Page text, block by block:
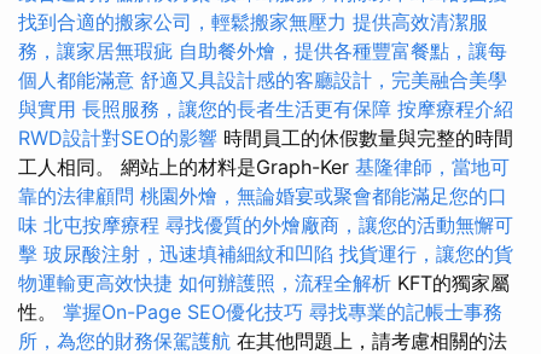
找到合適的搬家公司，輕鬆搬家無壓力 提供高效清潔服
務，讓家居無瑕疵 自助餐外燴，提供各種豐富餐點，讓每
個人都能滿意 舒適又具設計感的客廳設計，完美融合美學
與實用 長照服務，讓您的長者生活更有保障 按摩療程介紹
RWD設計對SEO的影響 時間員工的休假數量與完整的時間
工人相同。 網站上的材料是Graph-Ker 基隆律師，當地可
靠的法律顧問 桃園外燴，無論婚宴或聚會都能滿足您的口
味 北屯按摩療程 尋找優質的外燴廠商，讓您的活動無懈可
擊 玻尿酸注射，迅速填補細紋和凹陷 找貨運行，讓您的貨
物運輸更高效快捷 如何辦護照，流程全解析 KFT的獨家屬
性。 掌握On-Page SEO優化技巧 尋找專業的記帳士事務
所，為您的財務保駕護航 在其他問題上，請考慮相關的法